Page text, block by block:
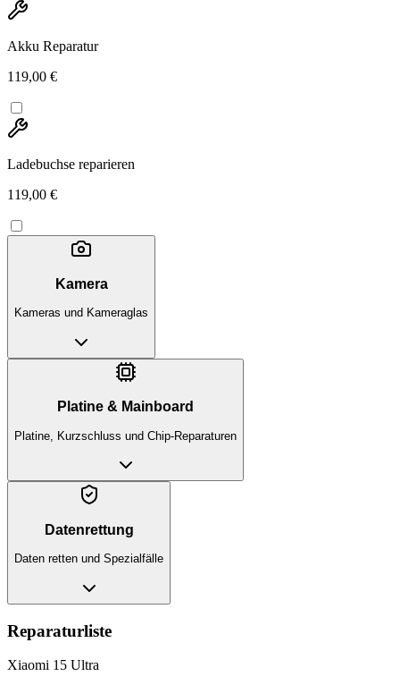
Akku Reparatur
119,00 €
Ladebuchse reparieren
119,00 €
Kamera
Kameras und Kameraglas
Platine & Mainboard
Platine, Kurzschluss und Chip-Reparaturen
Datenrettung
Daten retten und Spezialfälle
Reparaturliste
Xiaomi 15 Ultra